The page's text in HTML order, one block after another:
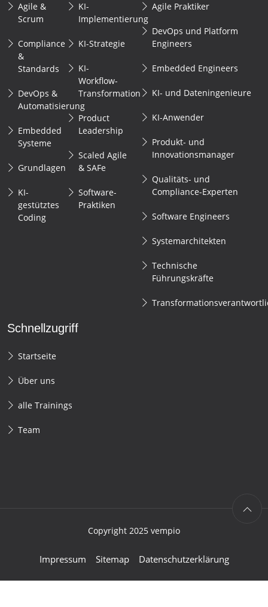
Agile &
Scrum
Compliance
&
Standards
DevOps &
Automatisierung
Embedded
Systeme
Grundlagen
KI-
gestütztes
Coding
KI-
Implementierung
KI-Strategie
KI-
Workflow-
Transformation
Product
Leadership
Scaled Agile
& SAFe
Software-
Praktiken
Agile Praktiker
DevOps und Platform
Engineers
Embedded Engineers
KI- und Dateningenieure
KI-Anwender
Produkt- und
Innovationsmanager
Qualitäts- und
Compliance-Experten
Software Engineers
Systemarchitekten
Technische
Führungskräfte
Schnellzugriff
Startseite
Über uns
alle Trainings
Team
Copyright 2025 vempio
Impressum Sitemap Datenschutzerklärung